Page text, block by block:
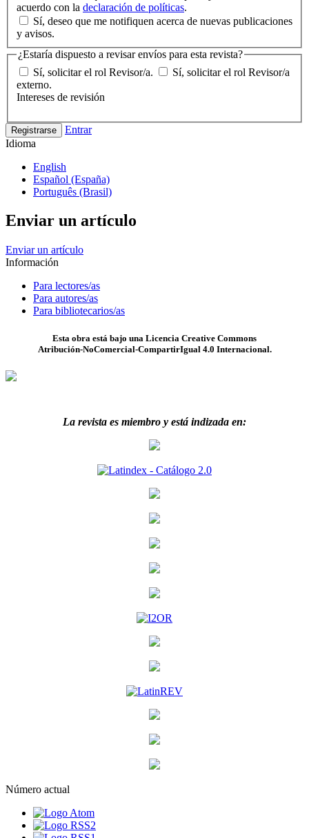
acuerdo con la declaración de políticas.
y avisos.
¿Estaría dispuesto a revisar envíos para esta revista?
Sí, solicitar el rol Revisor/a.
externo.
Intereses de revisión
Registrarse
Entrar
Idioma
English
Español (España)
Português (Brasil)
Enviar un artículo
Enviar un artículo
Información
Para lectores/as
Para autores/as
Para bibliotecarios/as
Esta obra está bajo una Licencia Creative Commons
Atribución-NoComercial-CompartirIgual 4.0 Internacional.
La revista es miembro y está indizada en:
Número actual